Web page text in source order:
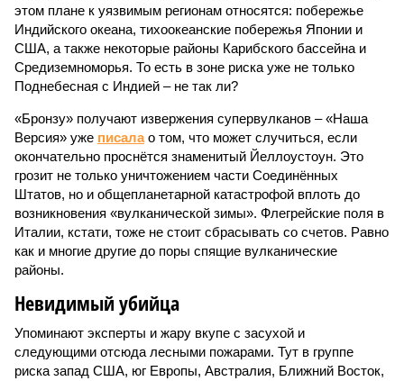
этом плане к уязвимым регионам относятся: побережье
Индийского океана, тихо­океанские побережья Японии и
США, а также некоторые районы Карибского бассейна и
Средиземноморья. То есть в зоне риска уже не только
Поднебесная с Индией – не так ли?
«Бронзу» получают извержения супервулканов – «Наша
Версия» уже писалао том, что может случиться, если
окончательно проснётся знаменитый Йеллоустоун. Это
грозит не только уничтожением части Соединённых
Штатов, но и общепланетарной катастрофой вплоть до
возникновения «вулканической зимы». Флегрейские поля в
Италии, кстати, тоже не стоит сбрасывать со счетов. Равно
как и многие другие до поры спящие вулканические
районы.
Невидимый убийца
Упоминают эксперты и жару вкупе с засухой и
следующими отсюда лесными пожарами. Тут в группе
риска запад США, юг Европы, Австралия, Ближний Восток,